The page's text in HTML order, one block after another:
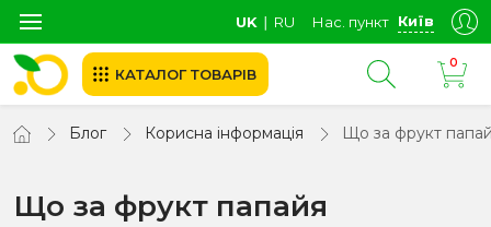
UK ∣ RU Нас. пункт Київ
КАТАЛОГ ТОВАРІВ
0
Блог Корисна інформація Що за фрукт
Що за фрукт папайя